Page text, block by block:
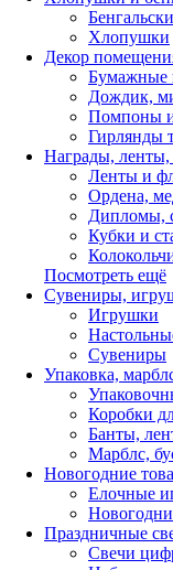
Хлопушки
Декор
Бумажные
Дождик,
Помпоны
Гирлянды
Награды,
Ленты и
Ордена,
Дипломы,
Кубки и
Посмотреть ещё
Сувениры,
Игрушки
Сувениры
Упаковка,
Коробки
Банты,
Марблс,
Новогодние
Елочные
Праздничные
Свечи